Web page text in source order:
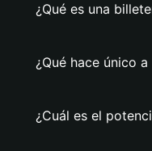
¿Qué es una
¿Qué hace único a
¿Cuál es el